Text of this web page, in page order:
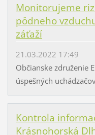
Monitorujeme
pôdneho
záťaží
21.03.2022 17:49
Občianske združenie
úspešných
Kontrola
Krásnohorská